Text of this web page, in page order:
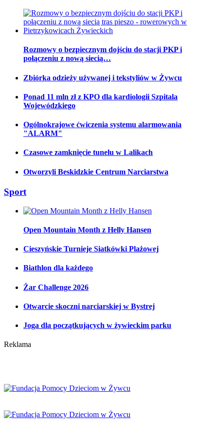
Rozmowy o bezpiecznym dojściu do stacji PKP i
połączeniu z nową siecią…
Zbiórka odzieży używanej i tekstyliów w Żywcu
Ponad 11 mln zł z KPO dla kardiologii Szpitala
Wojewódzkiego
Ogólnokrajowe ćwiczenia systemu alarmowania
"ALARM"
Czasowe zamknięcie tunelu w Lalikach
Otworzyli Beskidzkie Centrum Narciarstwa
Sport
Open Mountain Month z Helly Hansen
Cieszyńskie Turnieje Siatkówki Plażowej
Biathlon dla każdego
Żar Challenge 2026
Otwarcie skoczni narciarskiej w Bystrej
Joga dla początkujących w żywieckim parku
Reklama